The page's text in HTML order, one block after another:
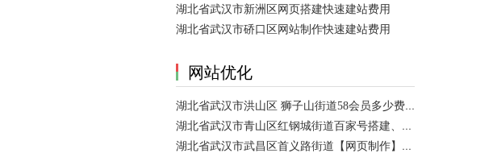
湖北省武汉市新洲区网页搭建快速建站费用
湖北省武汉市硚口区网站制作快速建站费用
网站优化
湖北省武汉市洪山区 狮子山街道58会员多少费用？ 咨询服务
湖北省武汉市青山区红钢城街道百家号搭建、设置、代运营 咨询服务
湖北省武汉市武昌区首义路街道【网页制作】网站维护-网站改版